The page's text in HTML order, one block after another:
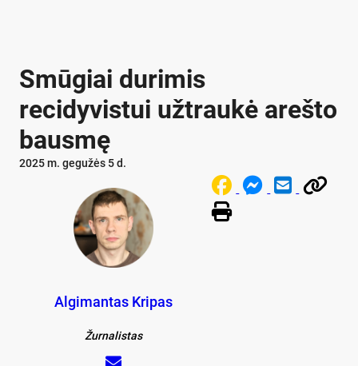
Smūgiai durimis
recidyvistui užtraukė arešto
bausmę
2025 m. gegužės 5 d.
Algimantas Kripas
Žurnalistas